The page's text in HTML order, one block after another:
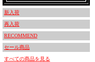
新入荷
再入荷
RECOMMEND
セール商品
すべての商品を見る